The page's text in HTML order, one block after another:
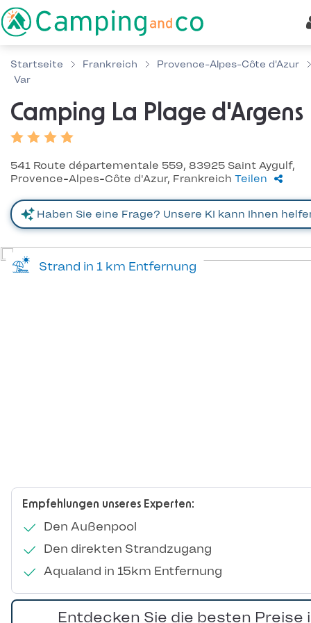
Startseite Frankreich
Provence-Alpes-Côte d'Azur
Var
Camping La Plage d'Argens
541 Route départementale 559, 83925 Saint Aygulf,
Provence-Alpes-Côte d'Azur, Frankreich Teilen
Empfehlungen unseres Experten:
Den Außenpool
Den direkten Strandzugang
Aqualand in 15km Entfernung
Strand in 1 km Entfernung
Entdecken Sie die besten Preise